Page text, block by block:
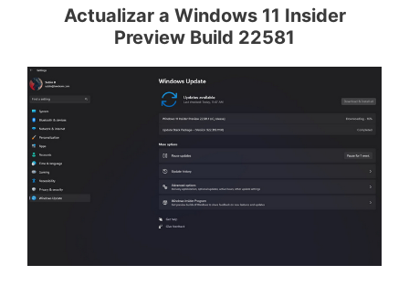
Actualizar a Windows 11 Insider
Preview Build 22581